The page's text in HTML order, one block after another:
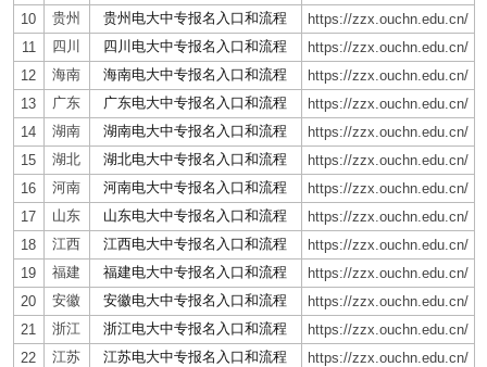
10
贵州 贵州电大中专报名入口和流程
https://zzx.ouchn.edu.cn/
11
四川 四川电大中专报名入口和流程
https://zzx.ouchn.edu.cn/
12
海南 海南电大中专报名入口和流程
https://zzx.ouchn.edu.cn/
13
广东 广东电大中专报名入口和流程
https://zzx.ouchn.edu.cn/
14
湖南 湖南电大中专报名入口和流程
https://zzx.ouchn.edu.cn/
15
湖北 湖北电大中专报名入口和流程
https://zzx.ouchn.edu.cn/
16
河南 河南电大中专报名入口和流程
https://zzx.ouchn.edu.cn/
17
山东 山东电大中专报名入口和流程
https://zzx.ouchn.edu.cn/
18
江西 江西电大中专报名入口和流程
https://zzx.ouchn.edu.cn/
19
福建 福建电大中专报名入口和流程
https://zzx.ouchn.edu.cn/
20
安徽 安徽电大中专报名入口和流程
https://zzx.ouchn.edu.cn/
21
浙江 浙江电大中专报名入口和流程
https://zzx.ouchn.edu.cn/
22
江苏 江苏电大中专报名入口和流程
https://zzx.ouchn.edu.cn/